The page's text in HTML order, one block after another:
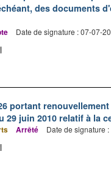
des documents
Date de signature : 07-07-
portant
29 juin 2010 relatif à
Arrêté Date de signature